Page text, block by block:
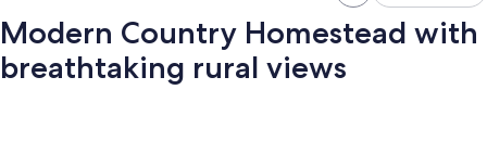
Modern Country Homestead with
breathtaking rural views